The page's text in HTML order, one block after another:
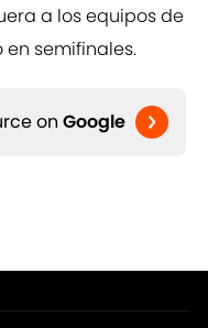
a los equipos de
semifinales.
on Google